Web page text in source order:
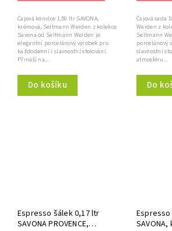
Do košíku
Čajová konvice 1,50 ltr SAVONA,
krémová, Seltmann Weiden z kolekce
Savona od Seltmann Weiden je
elegantní porcelánový výrobek pro
každodenní i slavnostní stolování.
Přináší na...
Do
Čajová sada
Weiden z
Seltmann
porcelánový
slavnostní
atmosféru...
Espresso šálek 0,17 ltr
SAVONA PROVENCE,